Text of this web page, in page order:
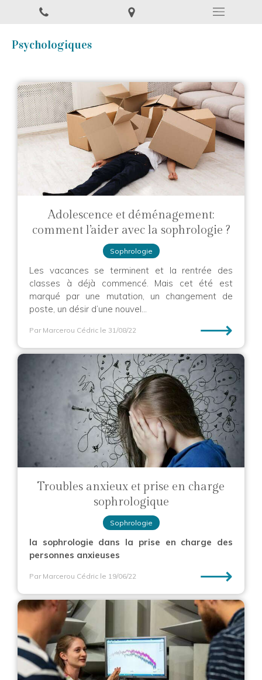
Psychologiques
Adolescence et déménagement:
comment l’aider avec la sophrologie ?
Sophrologie
Les vacances se terminent et la rentrée des
classes à déjà commencé. Mais cet été est
marqué par une mutation, un changement de
poste, un désir d’une nouvel...
Par Marcerou Cédric le 31/08/22 ⟶
Troubles anxieux et prise en charge
sophrologique
Sophrologie
la sophrologie dans la prise en charge des
personnes anxieuses
Par Marcerou Cédric le 19/06/22 ⟶